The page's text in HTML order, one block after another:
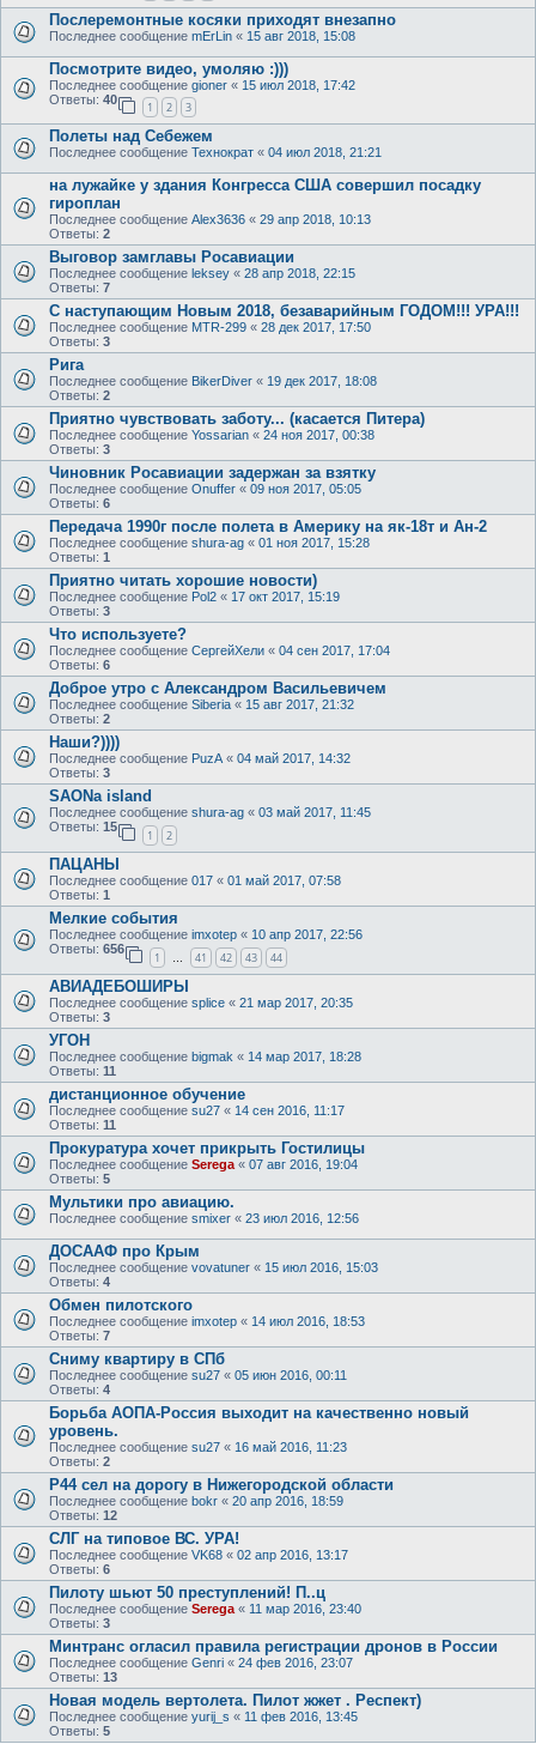
Послеремонтные косяки приходят внезапно
Последнее сообщение mErLin « 15 авг 2018, 15:08
Посмотрите видео, умоляю :)))
Последнее сообщение gioner « 15 июл 2018, 17:42
Ответы: 40
1 2 3
Полеты над Себежем
Последнее сообщение Технократ « 04 июл 2018, 21:21
на лужайке у здания Конгресса США совершил посадку
гироплан
Последнее сообщение Alex3636 « 29 апр 2018, 10:13
Ответы: 2
Выговор замглавы Росавиации
Последнее сообщение leksey « 28 апр 2018, 22:15
Ответы: 7
С наступающим Новым 2018, безаварийным ГОДОМ!!! УРА!!!
Последнее сообщение MTR-299 « 28 дек 2017, 17:50
Ответы: 3
Рига
Последнее сообщение BikerDiver « 19 дек 2017, 18:08
Ответы: 2
Приятно чувствовать заботу... (касается Питера)
Последнее сообщение Yossarian « 24 ноя 2017, 00:38
Ответы: 3
Чиновник Росавиации задержан за взятку
Последнее сообщение Onuffer « 09 ноя 2017, 05:05
Ответы: 6
Передача 1990г после полета в Америку на як-18т и Ан-2
Последнее сообщение shura-ag « 01 ноя 2017, 15:28
Ответы: 1
Приятно читать хорошие новости)
Последнее сообщение Pol2 « 17 окт 2017, 15:19
Ответы: 3
Что используете?
Последнее сообщение СергейХели « 04 сен 2017, 17:04
Ответы: 6
Доброе утро с Александром Васильевичем
Последнее сообщение Siberia « 15 авг 2017, 21:32
Ответы: 2
Наши?))))
Последнее сообщение PuzA « 04 май 2017, 14:32
Ответы: 3
SAONa island
Последнее сообщение shura-ag « 03 май 2017, 11:45
Ответы: 15
1 2
ПАЦАНЫ
Последнее сообщение 017 « 01 май 2017, 07:58
Ответы: 1
Мелкие события
Последнее сообщение imxotep « 10 апр 2017, 22:56
Ответы: 656
1 … 41 42 43 44
АВИАДЕБОШИРЫ
Последнее сообщение splice « 21 мар 2017, 20:35
Ответы: 3
УГОН
Последнее сообщение bigmak « 14 мар 2017, 18:28
Ответы: 11
дистанционное обучение
Последнее сообщение su27 « 14 сен 2016, 11:17
Ответы: 11
Прокуратура хочет прикрыть Гостилицы
Последнее сообщение Serega « 07 авг 2016, 19:04
Ответы: 5
Мультики про авиацию.
Последнее сообщение smixer « 23 июл 2016, 12:56
ДОСААФ про Крым
Последнее сообщение vovatuner « 15 июл 2016, 15:03
Ответы: 4
Обмен пилотского
Последнее сообщение imxotep « 14 июл 2016, 18:53
Ответы: 7
Сниму квартиру в СПб
Последнее сообщение su27 « 05 июн 2016, 00:11
Ответы: 4
Борьба АОПА-Россия выходит на качественно новый
уровень.
Последнее сообщение su27 « 16 май 2016, 11:23
Ответы: 2
Р44 сел на дорогу в Нижегородской области
Последнее сообщение bokr « 20 апр 2016, 18:59
Ответы: 12
СЛГ на типовое ВС. УРА!
Последнее сообщение VK68 « 02 апр 2016, 13:17
Ответы: 6
Пилоту шьют 50 преступлений! П..ц
Последнее сообщение Serega « 11 мар 2016, 23:40
Ответы: 3
Минтранс огласил правила регистрации дронов в России
Последнее сообщение Genri « 24 фев 2016, 23:07
Ответы: 13
Новая модель вертолета. Пилот жжет . Респект)
Последнее сообщение yurij_s « 11 фев 2016, 13:45
Ответы: 5